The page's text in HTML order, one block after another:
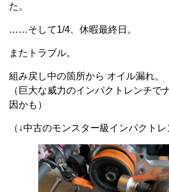
た。
……そして1/4、休暇最終日。
またトラブル。
組み戻し中の箇所から オイル漏れ。
（巨大な威力のインパクトレンチで
因かも）
（↓中古のモンスター級インパクトレ